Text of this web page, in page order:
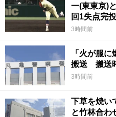
一(東東京)
回1失点完投
3時間前
「火が服
搬送 搬送
3時間前
下草を焼い
と竹林合わ